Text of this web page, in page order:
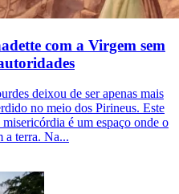
com a Virgem sem
deixou de ser apenas mais
no meio dos Pirineus. Este
é um espaço onde o
a terra. Na...